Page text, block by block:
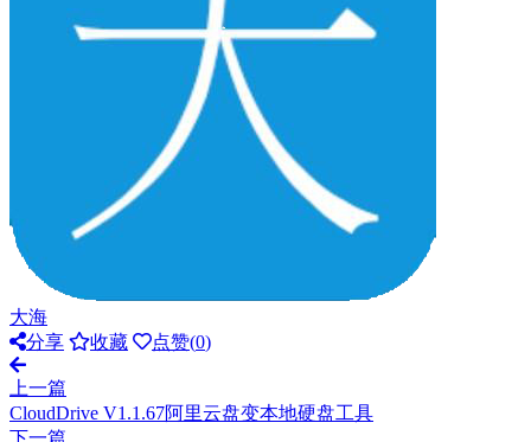
大海
分享
收藏 点赞(0)
上一篇
CloudDrive V1.1.67阿里云盘变本地硬盘工具
下一篇